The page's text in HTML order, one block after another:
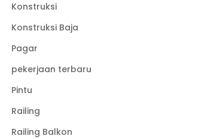
Konstruksi
Konstruksi Baja
Pagar
pekerjaan terbaru
Pintu
Railing
Railing Balkon